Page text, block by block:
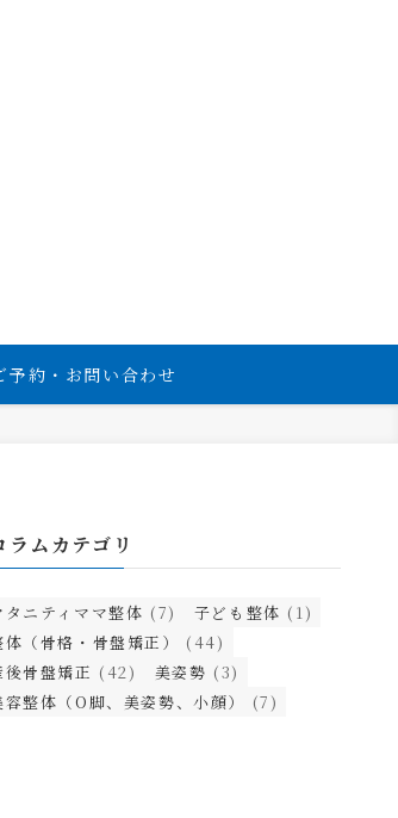
予約・お問い合わせ
ラムカテゴリ
タニティママ整体 (7) 子ども整体 (1)
体（骨格・骨盤矯正）
(44)
後骨盤矯正 (42) 美姿勢 (3)
容整体（O脚、美姿勢、小顔）
(7)